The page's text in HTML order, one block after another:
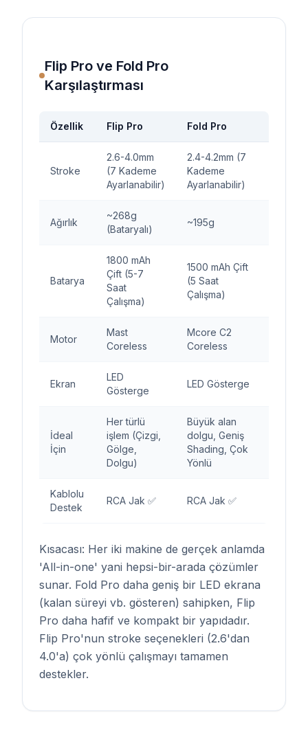
Flip Pro ve Fold Pro
Karşılaştırması
Özellik Flip Pro Fold Pro
Stroke
2.6-4.0mm
(7 Kademe
Ayarlanabilir)
2.4-4.2mm (7
Kademe
Ayarlanabilir)
Ağırlık
~268g
(Bataryalı)
~195g
Batarya
1800 mAh
Çift (5-7
Saat
Çalışma)
1500 mAh Çift
(5 Saat
Çalışma)
Motor
Mast
Coreless
Mcore C2
Coreless
Ekran
LED
Gösterge
LED Gösterge
İdeal
İçin
Her türlü
işlem (Çizgi,
Gölge,
Dolgu)
Büyük alan
dolgu, Geniş
Shading, Çok
Yönlü
Kablolu
Destek
RCA Jak ✅ RCA Jak ✅
Kısacası: Her iki makine de gerçek anlamda
'All-in-one' yani hepsi-bir-arada çözümler
sunar. Fold Pro daha geniş bir LED ekrana
(kalan süreyi vb. gösteren) sahipken, Flip
Pro daha hafif ve kompakt bir yapıdadır.
Flip Pro'nun stroke seçenekleri (2.6'dan
4.0'a) çok yönlü çalışmayı tamamen
destekler.